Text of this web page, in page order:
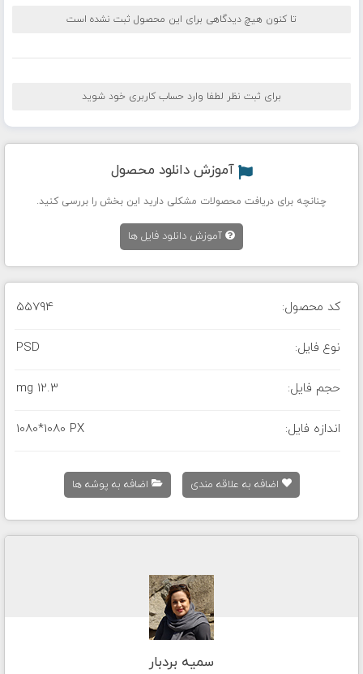
تا کنون هیچ دیدگاهی برای این محصول ثبت نشده است
برای ثبت نظر لطفا وارد حساب کاربری خود شوید
آموزش دانلود محصول
چنانچه برای دریافت محصولات مشکلی دارید این بخش را بررسی کنید.
آموزش دانلود فایل ها
کد محصول: 55794
نوع فایل: PSD
حجم فایل: 12.3 mg
اندازه فایل: 1080*1080 PX
اضافه به علاقه مندی اضافه به پوشه ها
سمیه بردبار